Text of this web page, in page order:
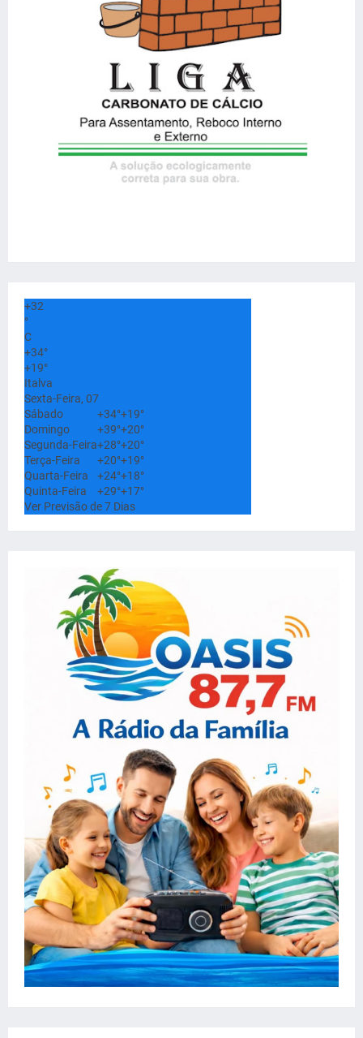
+32
°
C
+34°
+19°
Italva
Sexta-Feira, 07
Sábado
+34°+19°
Domingo
+39°+20°
Segunda-Feira+28°+20°
Terça-Feira
+20°+19°
Quarta-Feira
+24°+18°
Quinta-Feira
+29°+17°
Ver Previsão de 7 Dias